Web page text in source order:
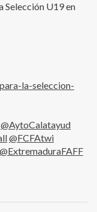
Selección U19 en
la-seleccion-
@AytoCalatayud
@FCFAtwi
@ExtremaduraFAFF